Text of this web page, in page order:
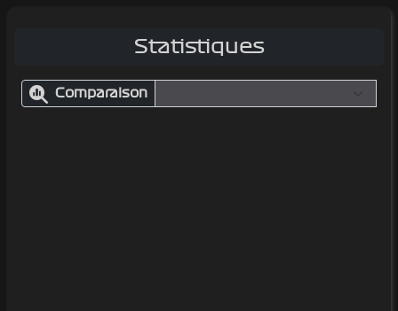
Statistiques
Comparaison